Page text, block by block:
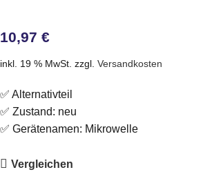
10,97 €
inkl. 19 % MwSt. zzgl. Versandkosten
✅ Alternativteil
✅ Zustand: neu
✅ Gerätenamen: Mikrowelle
Vergleichen